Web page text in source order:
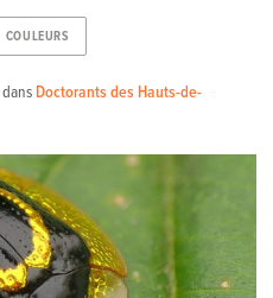
COULEURS
dans Doctorants des Hauts-de-